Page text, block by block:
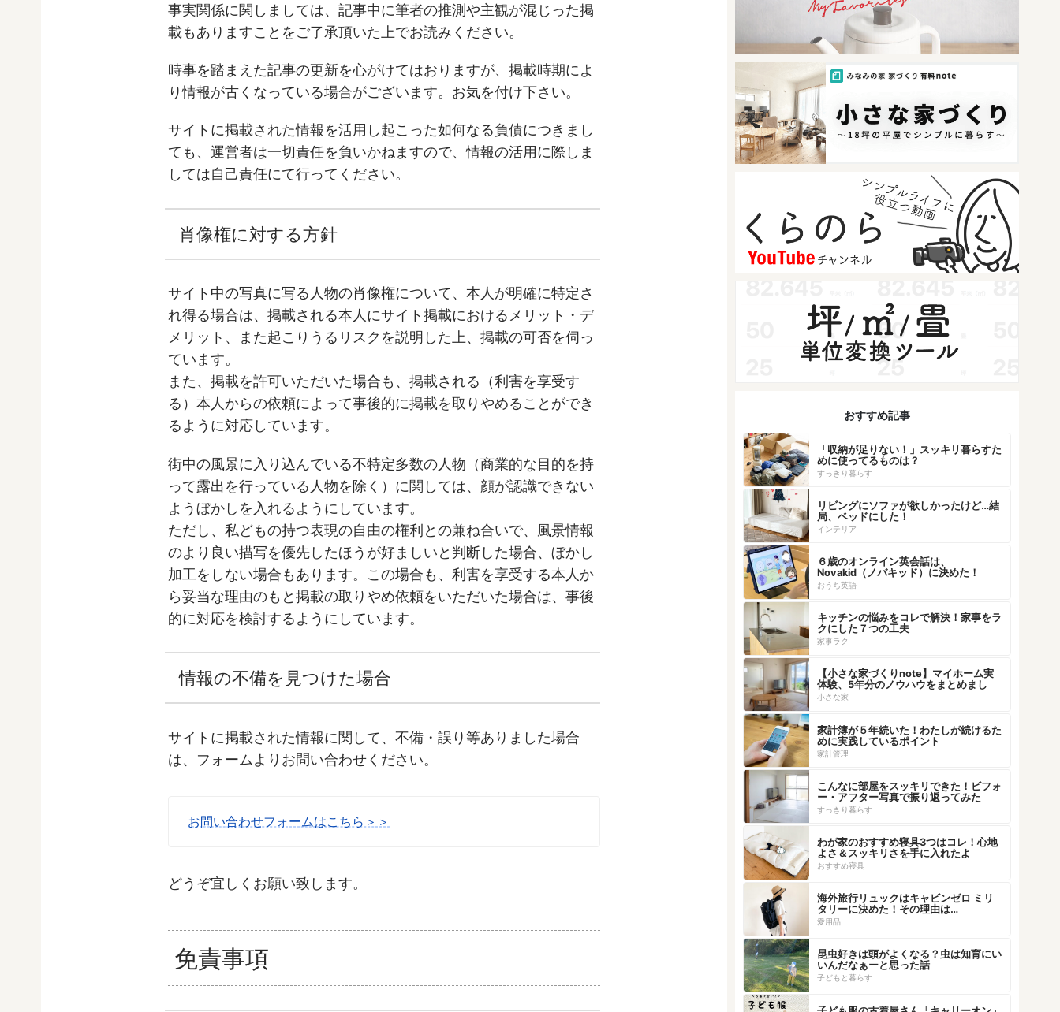
事実関係に関しましては、記事中に筆者の推測や主観が混じった掲
載もありますことをご了承頂いた上でお読みください。
時事を踏まえた記事の更新を心がけてはおりますが、掲載時期によ
り情報が古くなっている場合がございます。お気を付け下さい。
サイトに掲載された情報を活用し起こった如何なる負債につきまし
ても、運営者は一切責任を負いかねますので、情報の活用に際しま
しては自己責任にて行ってください。
肖像権に対する方針
サイト中の写真に写る人物の肖像権について、本人が明確に特定さ
れ得る場合は、掲載される本人にサイト掲載におけるメリット・デ
メリット、また起こりうるリスクを説明した上、掲載の可否を伺っ
ています。
また、掲載を許可いただいた場合も、掲載される（利害を享受す
る）本人からの依頼によって事後的に掲載を取りやめることができ
るように対応しています。
街中の風景に入り込んでいる不特定多数の人物（商業的な目的を持
って露出を行っている人物を除く）に関しては、顔が認識できない
ようぼかしを入れるようにしています。
ただし、私どもの持つ表現の自由の権利との兼ね合いで、風景情報
のより良い描写を優先したほうが好ましいと判断した場合、ぼかし
加工をしない場合もあります。この場合も、利害を享受する本人か
ら妥当な理由のもと掲載の取りやめ依頼をいただいた場合は、事後
的に対応を検討するようにしています。
情報の不備を見つけた場合
サイトに掲載された情報に関して、不備・誤り等ありました場合
は、フォームよりお問い合わせください。
お問い合わせフォームはこちら＞＞
どうぞ宜しくお願い致します。
免責事項
おすすめ記事
「収納が足りない！」スッキリ暮らすた
めに使ってるものは？
すっきり暮らす
リビングにソファが欲しかったけど…結
局、ベッドにした！
インテリア
６歳のオンライン英会話は、
Novakid（ノバキッド）に決めた！
おうち英語
キッチンの悩みをコレで解決！家事をラ
クにした７つの工夫
家事ラク
【小さな家づくりnote】マイホーム実
体験、5年分のノウハウをまとめまし
た！
小さな家
家計簿が５年続いた！わたしが続けるた
めに実践しているポイント
家計管理
こんなに部屋をスッキリできた！ビフォ
ー・アフター写真で振り返ってみた
すっきり暮らす
わが家のおすすめ寝具3つはコレ！心地
よさ＆スッキリさを手に入れたよ
おすすめ寝具
海外旅行リュックはキャビンゼロ ミリ
タリーに決めた！その理由は…
愛用品
昆虫好きは頭がよくなる？虫は知育にい
いんだなぁーと思った話
子どもと暮らす